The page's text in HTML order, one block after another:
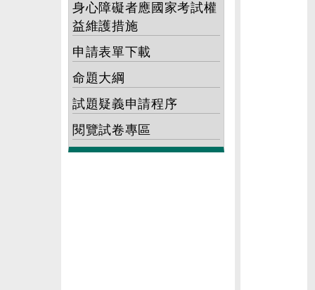
身心障礙者應國家考試權
益維護措施
申請表單下載
命題大綱
試題疑義申請程序
閱覽試卷專區